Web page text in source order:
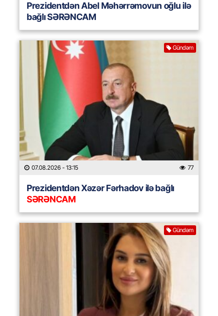
Prezidentdən Abel Məhərrəmovun oğlu ilə
bağlı SƏRƏNCAM
Gündəm
07.08.2026 - 13:15 77
Prezidentdən Xəzər Fərhadov ilə bağlı
SƏRƏNCAM
Gündəm